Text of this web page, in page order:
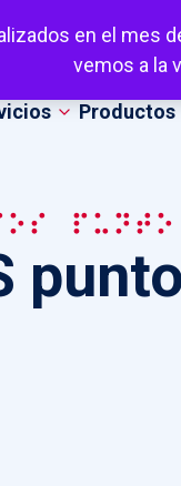
en el mes
vemos a la
Productos